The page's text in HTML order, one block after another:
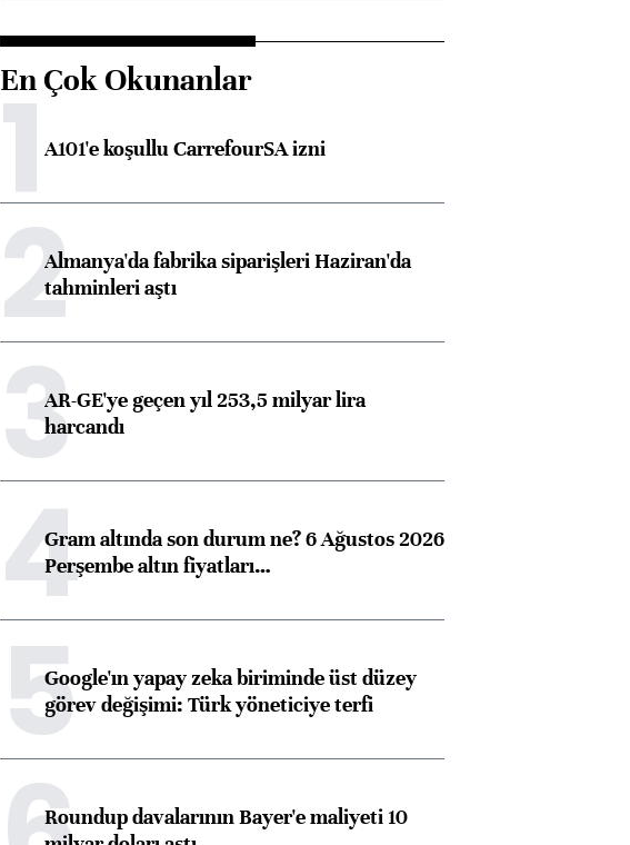
En Çok Okunanlar
1A101'e koşullu CarrefourSA izni
2Almanya'da fabrika siparişleri Haziran'da
tahminleri aştı
3AR-GE'ye geçen yıl 253,5 milyar lira
harcandı
4Gram altında son durum ne? 6 Ağustos 2026
Perşembe altın fiyatları…
5Google'ın yapay zeka biriminde üst düzey
görev değişimi: Türk yöneticiye terfi
Roundup davalarının Bayer'e maliyeti 10